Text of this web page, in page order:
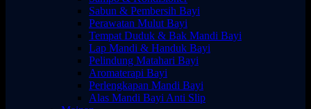
Sabun & Pembersih Bayi
Perawatan Mulut Bayi
Tempat Duduk & Bak Mandi Bayi
Lap Mandi & Handuk Bayi
Pelindung Matahari Bayi
Aromaterapi Bayi
Perlengkapan Mandi Bayi
Alas Mandi Bayi Anti Slip